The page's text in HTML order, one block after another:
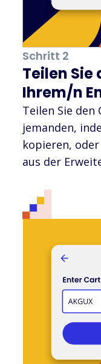
Schritt 2
Teilen Sie
Ihrem/n
Teilen Sie den
jemanden,
kopieren,
aus der